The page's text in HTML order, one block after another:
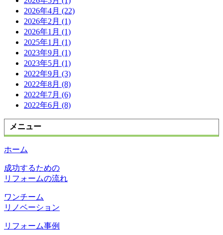
2026年4月 (22)
2026年2月 (1)
2026年1月 (1)
2025年1月 (1)
2023年9月 (1)
2023年5月 (1)
2022年9月 (3)
2022年8月 (8)
2022年7月 (6)
2022年6月 (8)
メニュー
ホーム
成功するための
リフォームの流れ
ワンチーム
リノベーション
リフォーム事例